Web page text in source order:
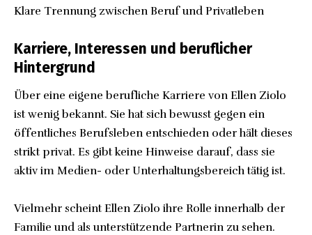
Klare Trennung zwischen Beruf und Privatleben
Karriere, Interessen und beruflicher
Hintergrund
Über eine eigene berufliche Karriere von Ellen Ziolo
ist wenig bekannt. Sie hat sich bewusst gegen ein
öffentliches Berufsleben entschieden oder hält dieses
strikt privat. Es gibt keine Hinweise darauf, dass sie
aktiv im Medien- oder Unterhaltungsbereich tätig ist.
Vielmehr scheint Ellen Ziolo ihre Rolle innerhalb der
Familie und als unterstützende Partnerin zu sehen.